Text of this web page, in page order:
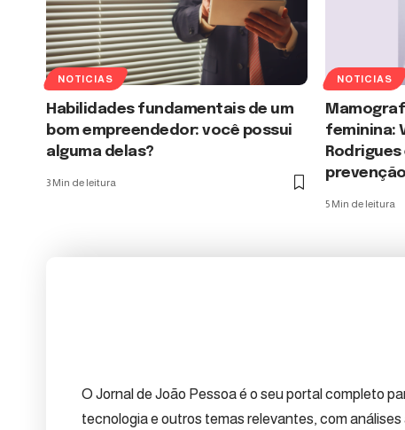
NOTICIAS
Habilidades fundamentais de um
bom empreendedor: você possui
alguma delas?
3 Min de leitura
NOTICIAS
feminina:
5 Min de leitura
O Jornal de João Pessoa é o seu portal completo
tecnologia e outros temas relevantes, com